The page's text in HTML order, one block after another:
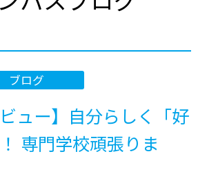
ブログ
ビュー】自分らしく「好
専門学校頑張りま